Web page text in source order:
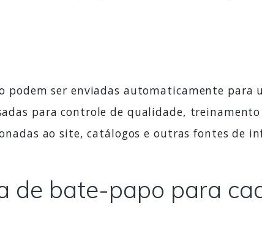
podem ser enviadas automaticamente para
para controle de qualidade,
ao site, catálogos e outras fontes de
de bate-papo para